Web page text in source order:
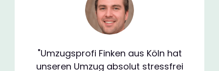
"Umzugsprofi Finken aus Köln hat
unseren Umzug absolut stressfrei